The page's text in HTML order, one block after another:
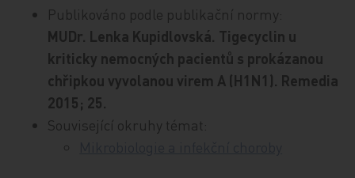
Publikováno podle publikační normy:
MUDr. Lenka Kupidlovská. Tigecyclin u
kriticky nemocných pacientů s prokázanou
chřipkou vyvolanou virem A (H1N1). Remedia
2015; 25.
Související okruhy témat: